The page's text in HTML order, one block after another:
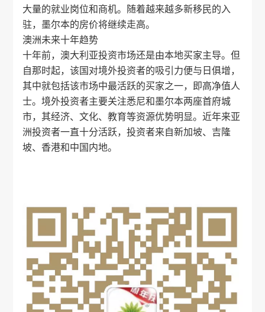
大量的就业岗位和商机。随着越来越多新移民的入
驻，墨尔本的房价将继续走高。
澳洲未来十年趋势
十年前，澳大利亚投资市场还是由本地买家主导。但
自那时起，该国对境外投资者的吸引力便与日俱增，
其中就包括该市场中最活跃的买家之一，即高净值人
士。境外投资者主要关注悉尼和墨尔本两座首府城
市，其经济、文化、教育等资源优势明显。近年来亚
洲投资者一直十分活跃，投资者来自新加坡、吉隆
坡、香港和中国内地。